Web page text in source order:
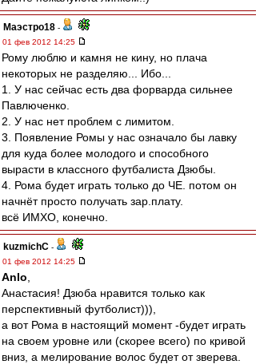
Маэстро18 -
01 фев 2012 14:25
Рому люблю и камня не кину, но плача
некоторых не разделяю... Ибо...
1. У нас сейчас есть два форварда сильнее
Павлюченко.
2. У нас нет проблем с лимитом.
3. Появление Ромы у нас означало бы лавку
для куда более молодого и способного
вырасти в классного футбалиста Дзюбы.
4. Рома будет играть только до ЧЕ. потом он
начнёт просто получать зар.плату.
всё ИМХО, конечно.
kuzmichC -
01 фев 2012 14:25
Anlo
Анастасия! Дзюба нравится только как
перспективный футболист))),
а вот Рома в настоящий момент -будет играть
на своем уровне или (скорее всего) по кривой
вниз, а мелирование волос будет от зверева.